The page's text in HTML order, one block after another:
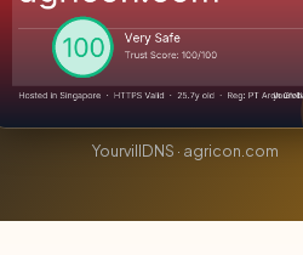
YourvillDNS · agricon.com